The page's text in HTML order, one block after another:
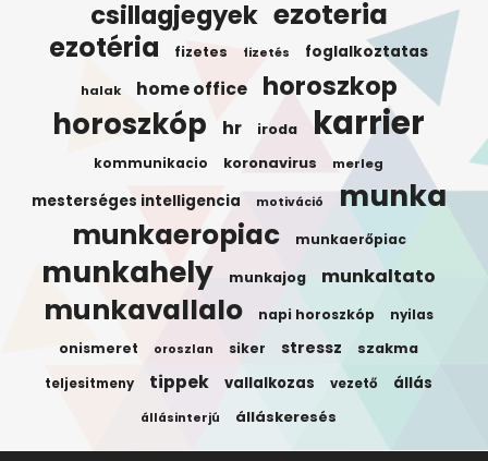
csillagjegyek ezoteria
ezotéria fizetes fizetés foglalkoztatas
halak home office horoszkop
horoszkóp hr iroda karrier
kommunikacio koronavirus merleg
mesterséges intelligencia motiváció munka
munkaeropiac munkaerőpiac
munkahely munkajog munkaltato
munkavallalo napi horoszkóp nyilas
onismeret oroszlan siker stressz szakma
teljesitmeny tippek vallalkozas vezető állás
állásinterjú álláskeresés